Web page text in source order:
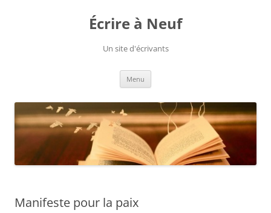
Écrire à Neuf
Un site d'écrivants
Menu
Manifeste pour la paix